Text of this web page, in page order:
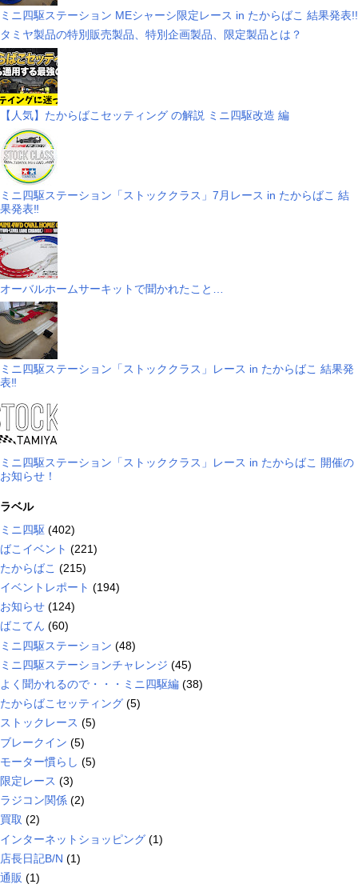
ミニ四駆ステーション MEシャーシ限定レース in たからばこ 結果発表!!
タミヤ製品の特別販売製品、特別企画製品、限定製品とは？
【人気】たからばこセッティング の解説 ミニ四駆改造 編
ミニ四駆ステーション「ストッククラス」7月レース in たからばこ 結
果発表‼
オーバルホームサーキットで聞かれたこと…
ミニ四駆ステーション「ストッククラス」レース in たからばこ 結果発
表‼
ミニ四駆ステーション「ストッククラス」レース in たからばこ 開催の
お知らせ！
ラベル
ミニ四駆 (402)
ばこイベント (221)
たからばこ (215)
イベントレポート (194)
お知らせ (124)
ばこてん (60)
ミニ四駆ステーション (48)
ミニ四駆ステーションチャレンジ (45)
よく聞かれるので・・・ミニ四駆編 (38)
たからばこセッティング (5)
ストックレース (5)
ブレークイン (5)
モーター慣らし (5)
限定レース (3)
ラジコン関係 (2)
買取 (2)
インターネットショッピング (1)
店長日記B/N (1)
通販 (1)